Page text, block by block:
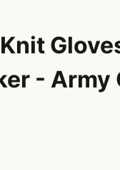
- Army